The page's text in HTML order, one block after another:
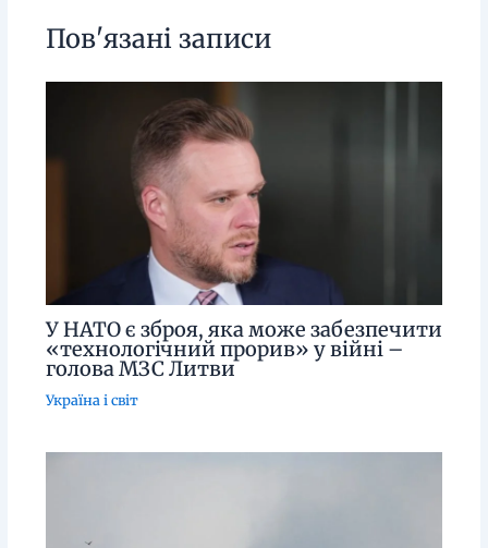
Пов'язані записи
У НАТО є зброя, яка може забезпечити
«технологічний прорив» у війні –
голова МЗС Литви
Україна і світ